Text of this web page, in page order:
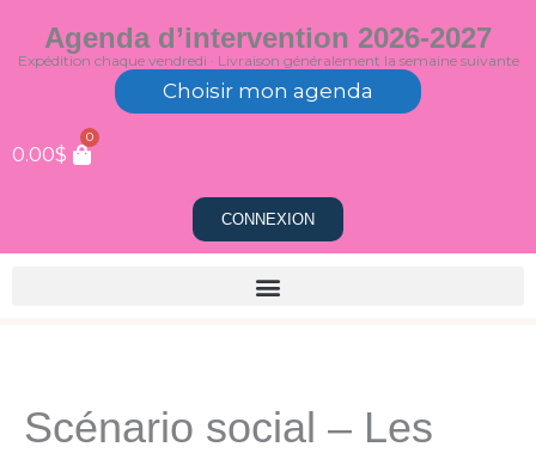
au
Agenda d’intervention 2026-2027
Expédition chaque vendredi · Livraison généralement la semaine suivante
Choisir mon agenda
0.00$
0
CONNEXION
Scénario social – Les